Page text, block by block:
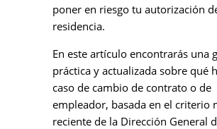
poner en riesgo tu autorización
residencia.
En este artículo encontrarás una
práctica y actualizada sobre qué
caso de cambio de contrato o de
empleador, basada en el criterio
reciente de la Dirección General